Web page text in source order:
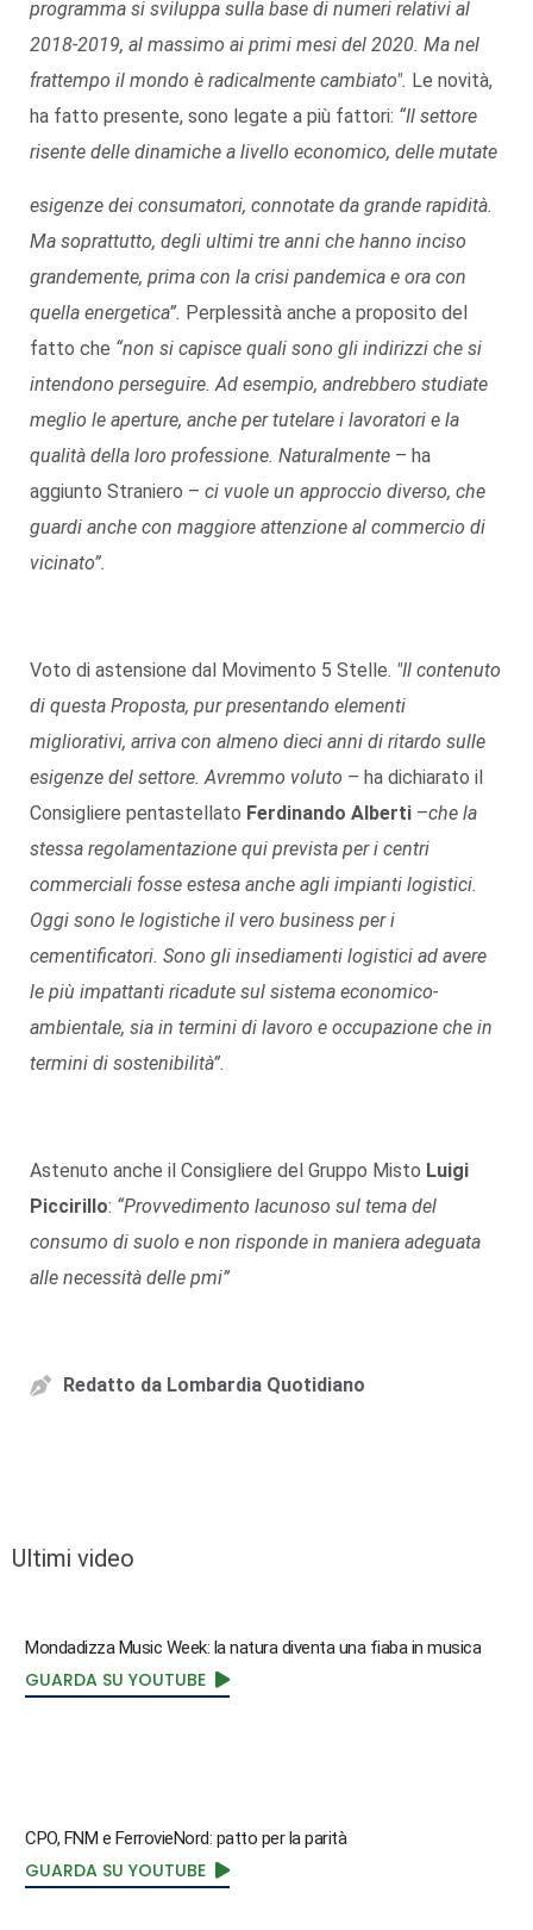
programma si sviluppa sulla base di numeri relativi al
2018-2019, al massimo ai primi mesi del 2020. Ma nel
frattempo il mondo è radicalmente cambiato". Le novità,
ha fatto presente, sono legate a più fattori: “Il settore
risente delle dinamiche a livello economico, delle mutate
esigenze dei consumatori, connotate da grande rapidità.
Ma soprattutto, degli ultimi tre anni che hanno inciso
grandemente, prima con la crisi pandemica e ora con
quella energetica”. Perplessità anche a proposito del
fatto che “non si capisce quali sono gli indirizzi che si
intendono perseguire. Ad esempio, andrebbero studiate
meglio le aperture, anche per tutelare i lavoratori e la
qualità della loro professione. Naturalmente – ha
aggiunto Straniero – ci vuole un approccio diverso, che
guardi anche con maggiore attenzione al commercio di
vicinato”.
Voto di astensione dal Movimento 5 Stelle. "Il contenuto
di questa Proposta, pur presentando elementi
migliorativi, arriva con almeno dieci anni di ritardo sulle
esigenze del settore. Avremmo voluto – ha dichiarato il
Consigliere pentastellato Ferdinando Alberti –che la
stessa regolamentazione qui prevista per i centri
commerciali fosse estesa anche agli impianti logistici.
Oggi sono le logistiche il vero business per i
cementificatori. Sono gli insediamenti logistici ad avere
le più impattanti ricadute sul sistema economico-
ambientale, sia in termini di lavoro e occupazione che in
termini di sostenibilità”.
Astenuto anche il Consigliere del Gruppo Misto Luigi
Piccirillo: “Provvedimento lacunoso sul tema del
consumo di suolo e non risponde in maniera adeguata
alle necessità delle pmi”
Redatto da Lombardia Quotidiano
Ultimi video
Mondadizza Music Week: la natura diventa una fiaba in musica
GUARDA SU YOUTUBE
CPO, FNM e FerrovieNord: patto per la parità
GUARDA SU YOUTUBE